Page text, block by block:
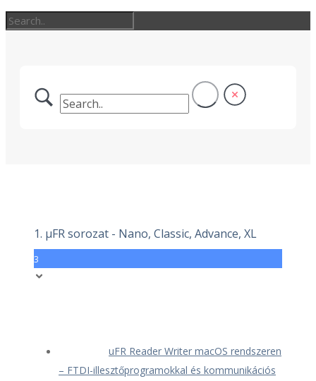
1. μFR sorozat - Nano, Classic, Advance, XL
3
uFR Reader Writer macOS rendszeren
– FTDI-illesztőprogramokkal és kommunikációs